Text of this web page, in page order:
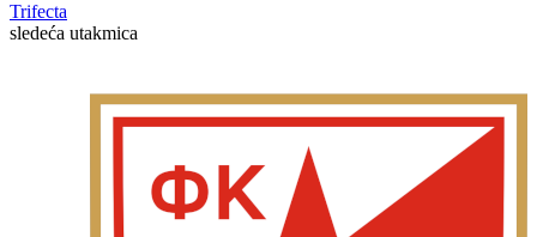
Trifecta
sledeća utakmica